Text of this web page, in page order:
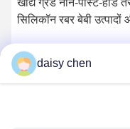
सिलिकॉन रबर बेबी उत्पादों
सर्वोत्तम मूल्य प्राप्त
daisy chen